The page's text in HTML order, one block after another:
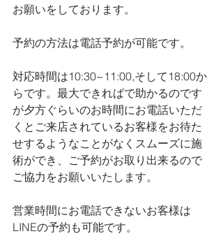
お願いをしております。
予約の方法は電話予約が可能です。
対応時間は10:30~11:00,そして18:00か
らです。最大できればで助かるのです
が夕方ぐらいのお時間にお電話いただ
くとご来店されているお客様をお待た
せするようなことがなくスムーズに施
術ができ、ご予約がお取り出来るので
ご協力をお願いいたします。
営業時間にお電話できないお客様は
LINEの予約も可能です。